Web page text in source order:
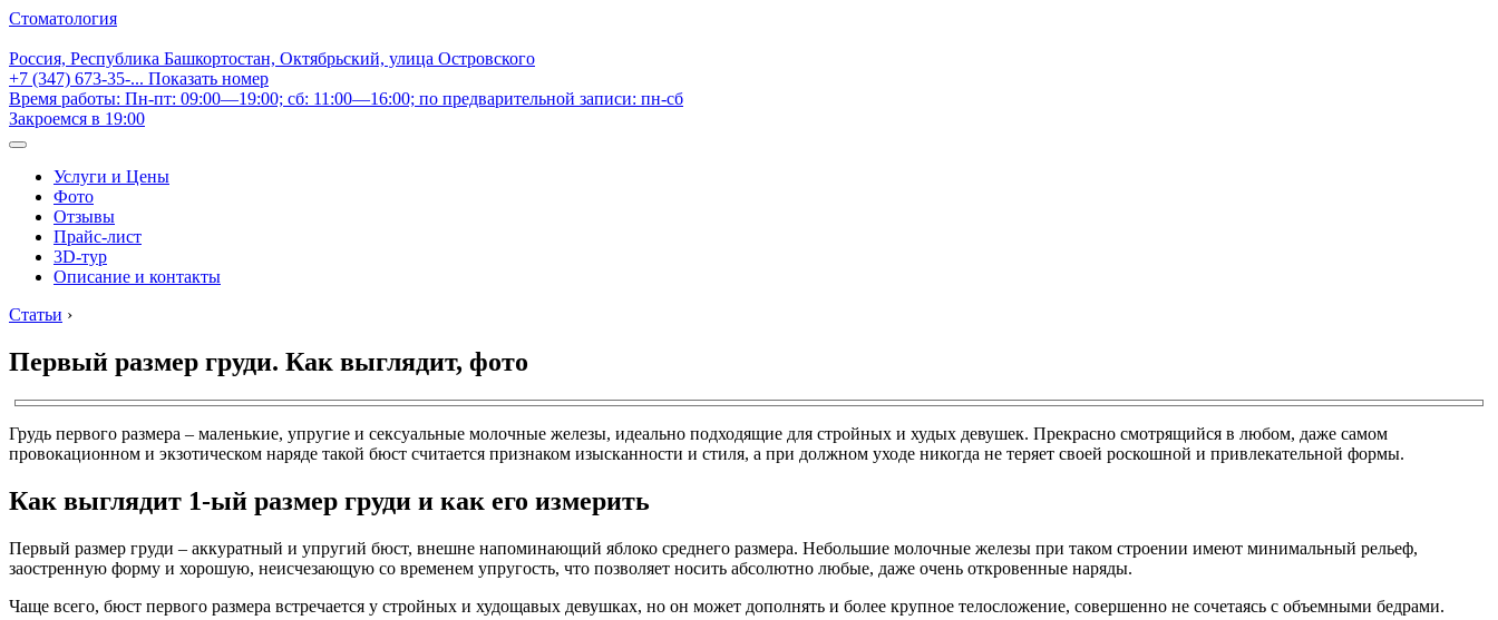
Стоматология
Россия, Республика Башкортостан, Октябрьский, улица Островского
+7 (347) 673-35-... Показать номер
Время работы: Пн-пт: 09:00—19:00; сб: 11:00—16:00; по предварительной записи: пн-сб
Закроемся в 19:00
Услуги и Цены
Фото
Отзывы
Прайс-лист
3D-тур
Описание и контакты
Статьи ›
Первый размер груди. Как выглядит, фото
Грудь первого размера – маленькие, упругие и сексуальные молочные железы, идеально подходящие для стройных и худых девушек. Прекрасно смотрящийся в любом, даже самом
провокационном и экзотическом наряде такой бюст считается признаком изысканности и стиля, а при должном уходе никогда не теряет своей роскошной и привлекательной формы.
Как выглядит 1-ый размер груди и как его измерить
Первый размер груди – аккуратный и упругий бюст, внешне напоминающий яблоко среднего размера. Небольшие молочные железы при таком строении имеют минимальный рельеф,
заостренную форму и хорошую, неисчезающую со временем упругость, что позволяет носить абсолютно любые, даже очень откровенные наряды.
Чаще всего, бюст первого размера встречается у стройных и худощавых девушках, но он может дополнять и более крупное телосложение, совершенно не сочетаясь с объемными бедрами.